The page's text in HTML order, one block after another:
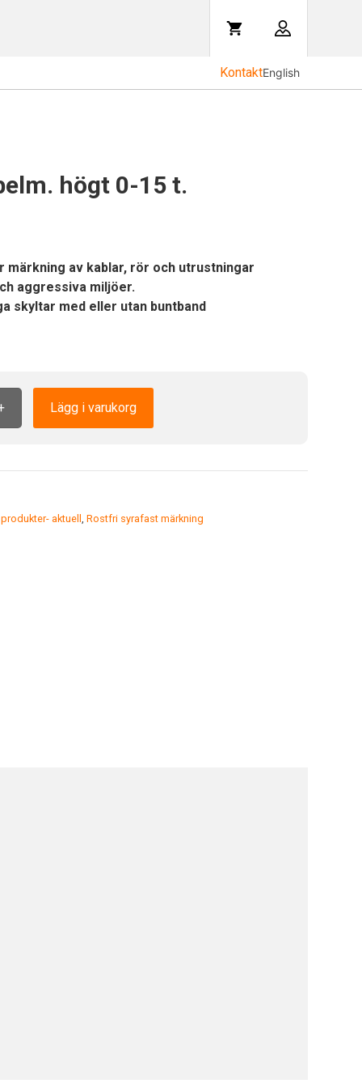
KontaktEnglish
högt 0-15 t.
av kablar, rör och utrustningar
aggressiva miljöer.
skyltar med eller utan buntband
Lägg i varukorg
aktuell , Rostfri syrafast märkning